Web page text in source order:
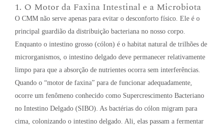
1. O Motor da Faxina Intestinal e a Microbiota
O CMM não serve apenas para evitar o desconforto físico. Ele é o
principal guardião da distribuição bacteriana no nosso corpo.
Enquanto o intestino grosso (cólon) é o habitat natural de trilhões de
microrganismos, o intestino delgado deve permanecer relativamente
limpo para que a absorção de nutrientes ocorra sem interferências.
Quando o “motor de faxina” para de funcionar adequadamente,
ocorre um fenômeno conhecido como Supercrescimento Bacteriano
no Intestino Delgado (SIBO). As bactérias do cólon migram para
cima, colonizando o intestino delgado. Ali, elas passam a fermentar